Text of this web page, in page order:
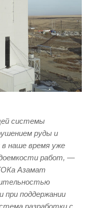
системы
руды и
в наше время уже
работ, —
Азамат
при поддержании
разработки с